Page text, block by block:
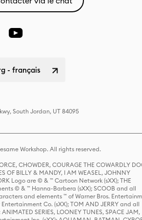
- français
South Jordan, UT 84095
Workshop. All rights reserved.
CHOWDER, COURAGE THE COWARDLY
OF BILLY & MANDY, I AM WEASEL, JOHNNY
Logo are © & ™ Cartoon Network (sXX); THE
© & ™ Hanna-Barbera (sXX); SCOOB and all
and elements ™ of Warner Bros.
Co. (sXX); TOM AND JERRY and all
SERIES, LOONEY TUNES, SPACE JAM,